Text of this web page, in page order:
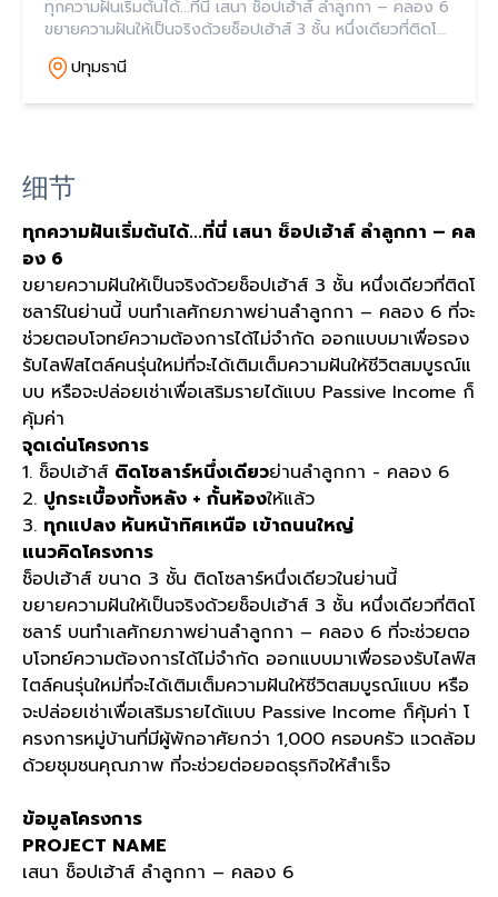
ทุกความฝันเริ่มต้นได้...ที่นี่ เสนา ช็อปเฮ้าส์ ลำลูกกา – คลอง 6
ขยายความฝันให้เป็นจริงด้วยช็อปเฮ้าส์ 3 ชั้น หนึ่งเดียวที่ติดโซ
ลาร์ในย่านนี้ บนทำเลศักยภาพย่านลำลูกกา – คลอง 6 ที่จะช่วย
ตอบโจทย์ความต้อง
ปทุมธานี
细节
ทุกความฝันเริ่มต้นได้...ที่นี่ เสนา ช็อปเฮ้าส์ ลำลูกกา – คล
อง 6
ขยายความฝันให้เป็นจริงด้วยช็อปเฮ้าส์ 3 ชั้น หนึ่งเดียวที่ติดโ
ซลาร์ในย่านนี้ บนทำเลศักยภาพย่านลำลูกกา – คลอง 6 ที่จะ
ช่วยตอบโจทย์ความต้องการได้ไม่จำกัด ออกแบบมาเพื่อรอง
รับไลฟ์สไตล์คนรุ่นใหม่ที่จะได้เติมเต็มความฝันให้ชีวิตสมบูรณ์แ
บบ หรือจะปล่อยเช่าเพื่อเสริมรายได้แบบ Passive Income ก็
คุ้มค่า
จุดเด่นโครงการ
1. ช็อปเฮ้าส์ ติดโซลาร์หนึ่งเดียวย่านลำลูกกา - คลอง 6
2. ปูกระเบื้องทั้งหลัง + กั้นห้องให้แล้ว
3. ทุกแปลง หันหน้าทิศเหนือ เข้าถนนใหญ่
แนวคิดโครงการ
ช็อปเฮ้าส์ ขนาด 3 ชั้น ติดโซลาร์หนึ่งเดียวในย่านนี้
ขยายความฝันให้เป็นจริงด้วยช็อปเฮ้าส์ 3 ชั้น หนึ่งเดียวที่ติดโ
ซลาร์ บนทำเลศักยภาพย่านลำลูกกา – คลอง 6 ที่จะช่วยตอ
บโจทย์ความต้องการได้ไม่จำกัด ออกแบบมาเพื่อรองรับไลฟ์ส
ไตล์คนรุ่นใหม่ที่จะได้เติมเต็มความฝันให้ชีวิตสมบูรณ์แบบ หรือ
จะปล่อยเช่าเพื่อเสริมรายได้แบบ Passive Income ก็คุ้มค่า โ
ครงการหมู่บ้านที่มีผู้พักอาศัยกว่า 1,000 ครอบครัว แวดล้อม
ด้วยชุมชนคุณภาพ ที่จะช่วยต่อยอดธุรกิจให้สำเร็จ
ข้อมูลโครงการ
PROJECT NAME
เสนา ช็อปเฮ้าส์ ลำลูกกา – คลอง 6